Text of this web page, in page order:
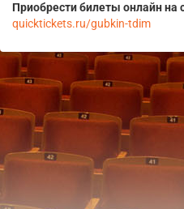
Приобрести билеты онлайн на
quicktickets.ru/gubkin-tdim